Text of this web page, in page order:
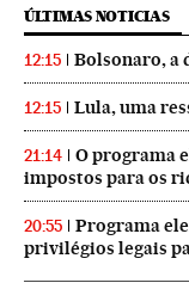
ÚLTIMAS NOTICIAS
12:15 Bolsonaro, a
12:15 Lula, uma
21:14
O programa
impostos para os
20:55
Programa
privilégios legais